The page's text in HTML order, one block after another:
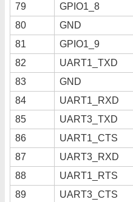
79
GPIO1_8
80
GND
81
GPIO1_9
82
UART1_TXD
83
GND
84
UART1_RXD
85
UART3_TXD
86
UART1_CTS
87
UART3_RXD
88
UART1_RTS
89
UART3_CTS